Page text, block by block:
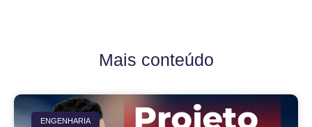
Mais conteúdo
ENGENHARIA